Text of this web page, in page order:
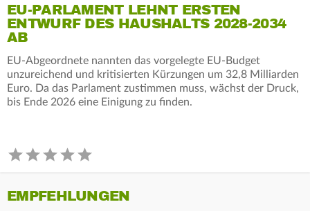
EU-PARLAMENT LEHNT ERSTEN
ENTWURF DES HAUSHALTS 2028-2034
AB
EU-Abgeordnete nannten das vorgelegte EU-Budget
unzureichend und kritisierten Kürzungen um 32,8 Milliarden
Euro. Da das Parlament zustimmen muss, wächst der Druck,
bis Ende 2026 eine Einigung zu finden.
EMPFEHLUNGEN